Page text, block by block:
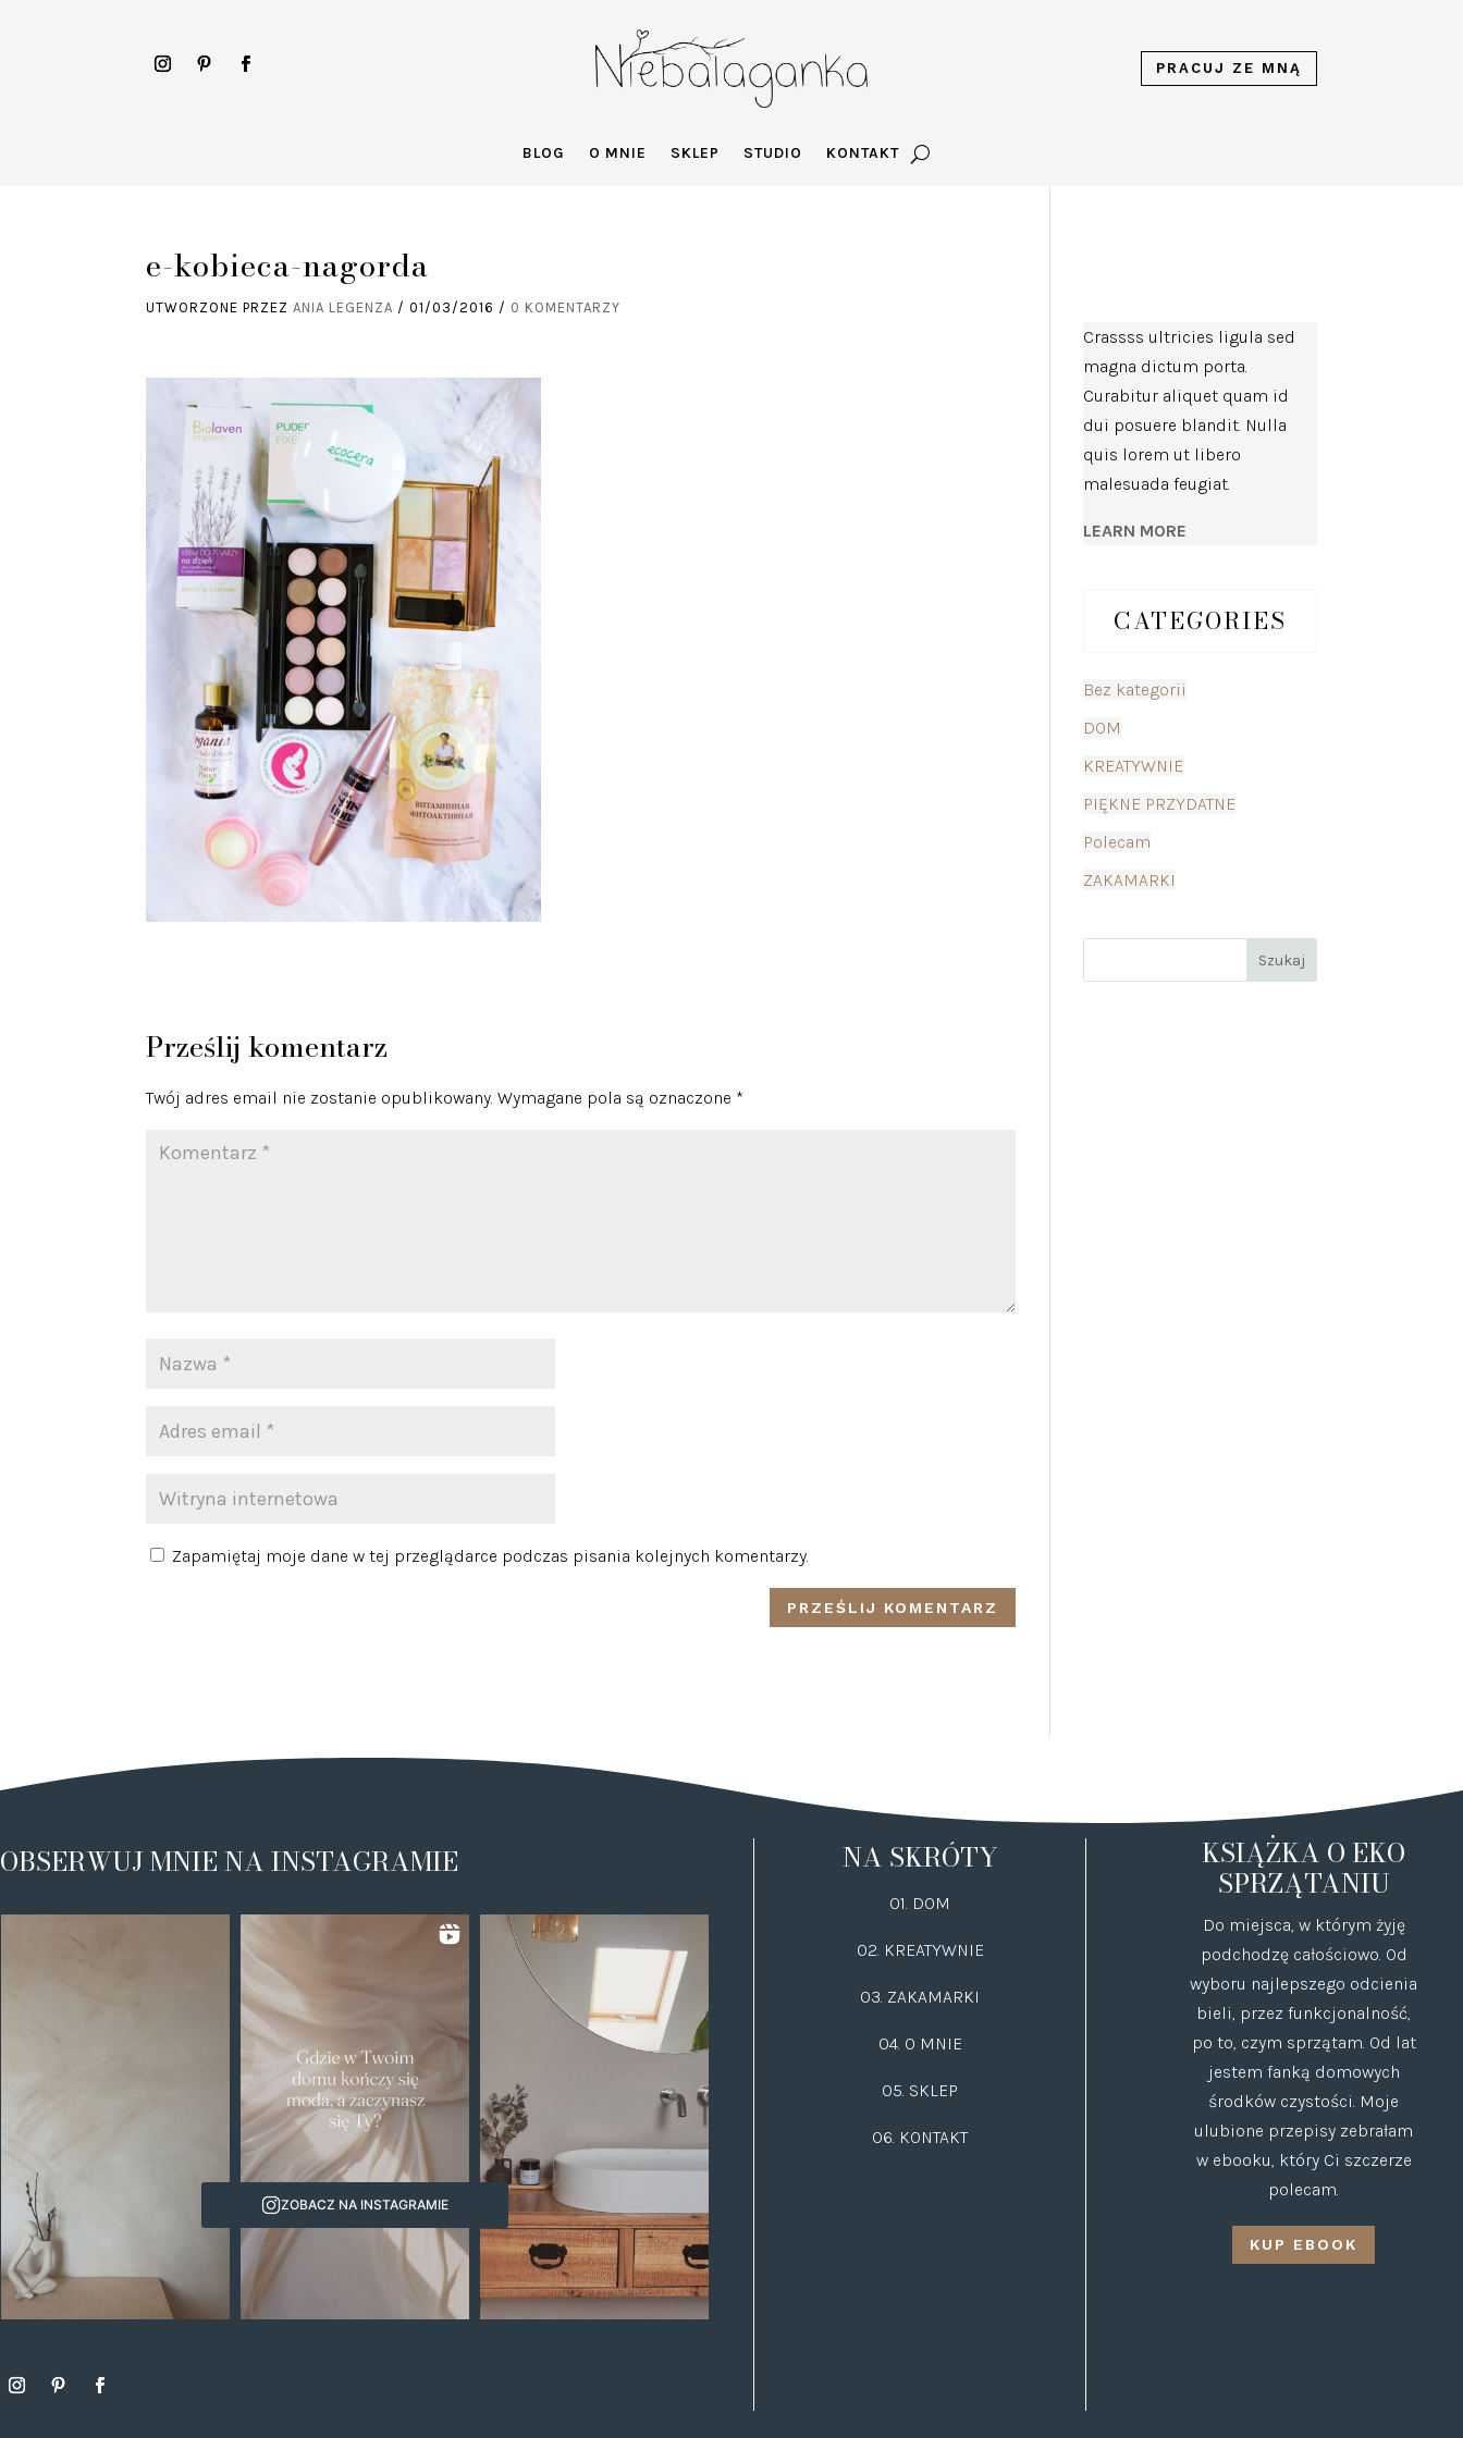
PRACUJ ZE MNĄ
BLOG O MNIE SKLEP STUDIO KONTAKT
e-kobieca-nagorda
UTWORZONE PRZEZANIA LEGENZA /01/03/2016 / 0 KOMENTARZY
Prześlij komentarz
Twój adres email nie zostanie opublikowany. Wymagane pola są oznaczone *
Zapamiętaj moje dane w tej przeglądarce podczas pisania kolejnych komentarzy.
Crassss ultricies ligula sed
magna dictum porta.
Curabitur aliquet quam id
dui posuere blandit. Nulla
quis lorem ut libero
malesuada feugiat.
LEARN MORE
CATEGORIES
Bez kategorii
DOM
KREATYWNIE
PIĘKNE PRZYDATNE
Polecam
ZAKAMARKI
OBSERWUJ MNIE NA INSTAGRAMIE
ZOBACZ NA INSTAGRAMIE
NA SKRÓTY
01. DOM
02. KREATYWNIE
03. ZAKAMARKI
04. O MNIE
05. SKLEP
06. KONTAKT
KSIĄŻKA O EKO
SPRZĄTANIU
Do miejsca, w którym żyję
podchodzę całościowo. Od
wyboru najlepszego odcienia
bieli, przez funkcjonalność,
po to, czym sprzątam. Od lat
jestem fanką domowych
środków czystości. Moje
ulubione przepisy zebrałam
w ebooku, który Ci szczerze
polecam.
KUP EBOOK